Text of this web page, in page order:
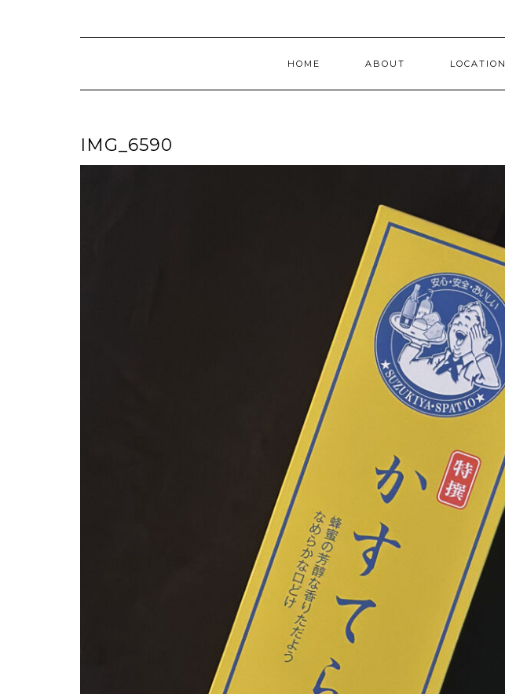
HOME ABOUT LOCATION
IMG_6590